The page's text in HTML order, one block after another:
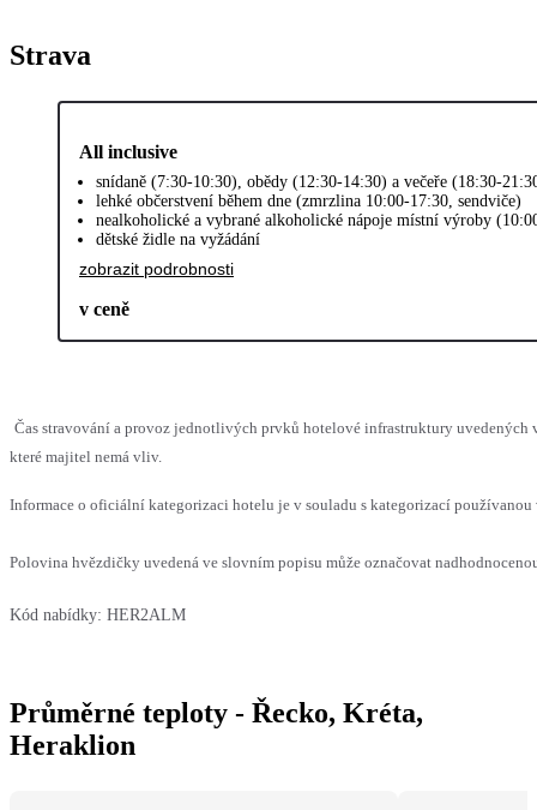
Strava
All inclusive
snídaně (7:30-10:30), obědy (12:30-14:30) a večeře (18:30-
lehké občerstvení během dne (zmrzlina 10:00-17:30, sendviče)
nealkoholické a vybrané alkoholické nápoje místní výroby
dětské židle na vyžádání
zobrazit podrobnosti
v ceně
Čas stravování a provoz jednotlivých prvků hotelové infrastruktury uvedených
které majitel nemá vliv.
Informace o oficiální kategorizaci hotelu je v souladu s kategorizací
Polovina hvězdičky uvedená ve slovním popisu může označovat
Kód nabídky: HER2ALM
Průměrné teploty - Řecko, Kréta,
Heraklion